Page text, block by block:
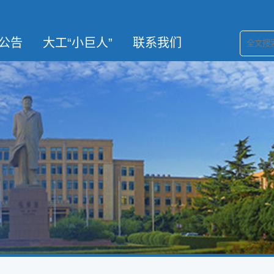
告 大工“小巨人” 联系我们